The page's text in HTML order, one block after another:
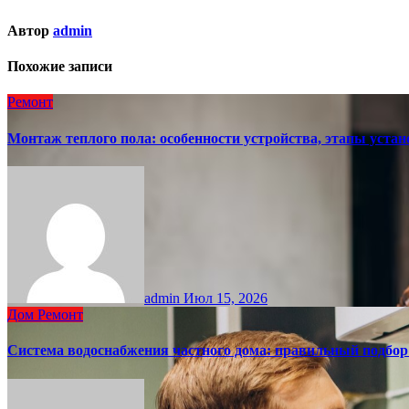
Автор admin
Похожие записи
Ремонт
Монтаж теплого пола: особенности устройства, этапы
admin Июл 15, 2026
Дом Ремонт
Система водоснабжения частного дома: правильный